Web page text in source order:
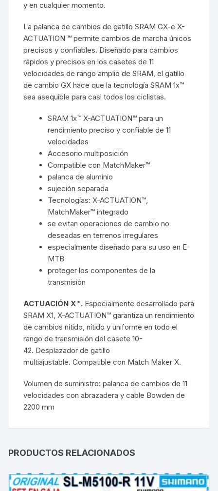
y en cualquier momento.
La palanca de cambios de gatillo SRAM GX-e X-
ACTUATION ™ permite cambios de marcha únicos
precisos y confiables. Diseñado para cambios
rápidos y precisos en los casetes de 11
velocidades de rango amplio de SRAM, el gatillo
de cambio GX hace que la tecnología SRAM 1x™
sea asequible para casi todos los ciclistas.
SRAM 1x™ X-ACTUATION™ para un
rendimiento preciso y confiable de 11
velocidades
Accesorio multiposición
Compatible con MatchMaker™
palanca de aluminio
sujeción separada
Tecnologías: X-ACTUATION™,
MatchMaker™ integrado
se evitan operaciones de cambio no
deseadas en terrenos irregulares
especialmente diseñado para su uso en E-
MTB
proteger los componentes de la
transmisión
ACTUACIÓN X™. Especialmente desarrollado para
SRAM X1, X-ACTUATION™ garantiza un rendimiento
de cambios nítido, nítido y uniforme en todo el
rango de transmisión del casete 10-
42. Desplazador de gatillo
multiajustable. Compatible con Match Maker X.
Volumen de suministro: palanca de cambios de 11
velocidades con abrazadera y cable Bowden de
2200 mm
PRODUCTOS RELACIONADOS